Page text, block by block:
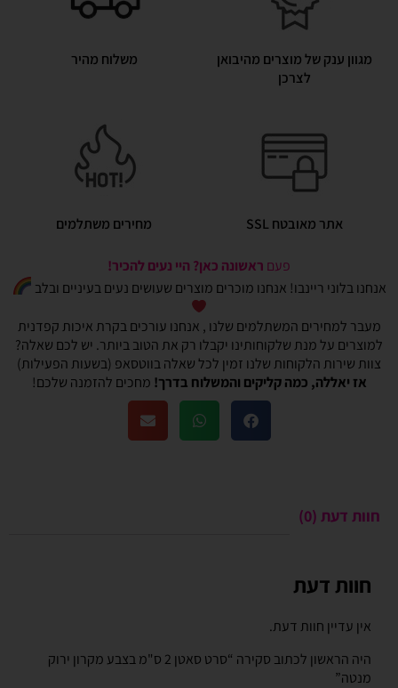
מגוון ענק של מוצרים מהיבואן
לצרכן
משלוח מהיר
אתר מאובטח SSL מחירים משתלמים
פעם ראשונה כאן? היי נעים להכיר!
אנחנו בלוני ריינבו! אנחנו מוכרים מוצרים שעושים נעים בעיניים ובלב
מעבר למחירים המשתלמים שלנו , אנחנו עורכים בקרת איכות קפדנית
למוצרים על מנת שלקוחותינו יקבלו רק את הטוב ביותר. יש לכם שאלה?
צוות שירות הלקוחות שלנו זמין לכל שאלה בווטסאפ (בשעות הפעילות)
אז יאללה, כמה קליקים והמשלוח בדרך! מחכים להזמנה שלכם!
חוות דעת (0)
חוות דעת
אין עדיין חוות דעת.
היה הראשון לכתוב סקירה “סרט סאטן 2 ס"מ בצבע מקרון ירוק
מנטה”